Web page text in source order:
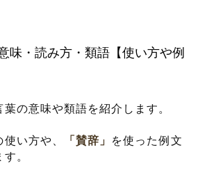
味・読み方・類語【使い方や例
葉の意味や類語を紹介します。
使い方や、 「賛辞」
を使った例文
。